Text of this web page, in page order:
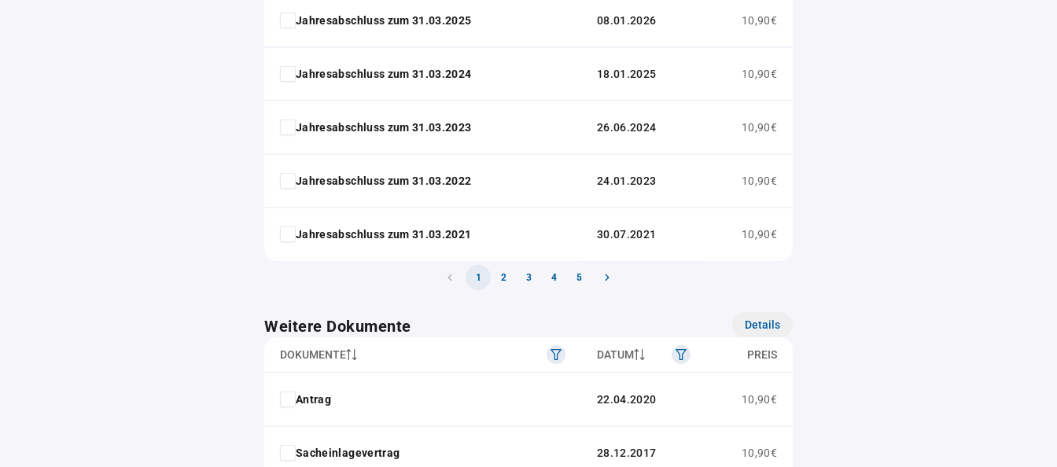
Jahresabschluss zum 31.03.2025 08.01.2026 10,90€
Jahresabschluss zum 31.03.2024 18.01.2025 10,90€
Jahresabschluss zum 31.03.2023 26.06.2024 10,90€
Jahresabschluss zum 31.03.2022 24.01.2023 10,90€
Jahresabschluss zum 31.03.2021 30.07.2021 10,90€
1 2 3 4 5
Weitere Dokumente Details
DOKUMENTE DATUM PREIS
Antrag 22.04.2020 10,90€
Sacheinlagevertrag 28.12.2017 10,90€